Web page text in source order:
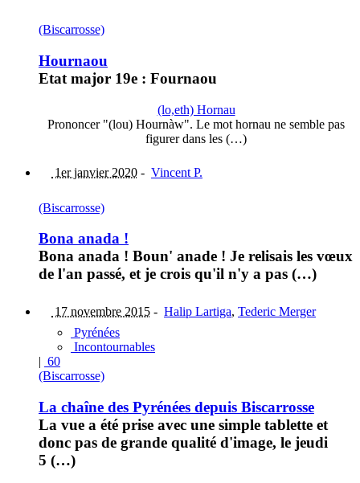
(Biscarrosse)
Hournaou
Etat major 19e : Fournaou
(lo,eth) Hornau
Prononcer "(lou) Hournàw". Le mot hornau ne semble pas
figurer dans les (…)
1er janvier 2020 - Vincent P.
(Biscarrosse)
Bona anada !
Bona anada ! Boun' anade ! Je relisais les vœux
de l'an passé, et je crois qu'il n'y a pas (…)
17 novembre 2015 - Halip Lartiga, Tederic Merger
Pyrénées
Incontournables
| 60
(Biscarrosse)
La chaîne des Pyrénées depuis Biscarrosse
La vue a été prise avec une simple tablette et
donc pas de grande qualité d'image, le jeudi
5 (…)